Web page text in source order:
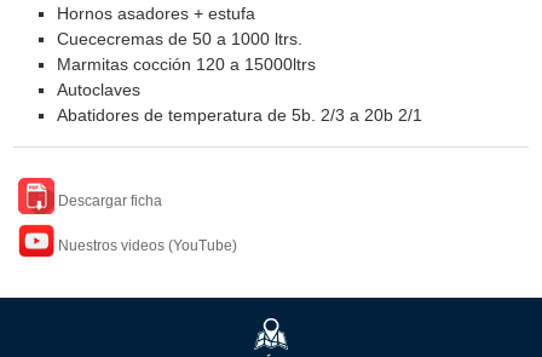
Hornos asadores + estufa
Cuececremas de 50 a 1000 ltrs.
Marmitas cocción 120 a 15000ltrs
Autoclaves
Abatidores de temperatura de 5b. 2/3 a 20b 2/1
Descargar ficha
Nuestros videos (YouTube)